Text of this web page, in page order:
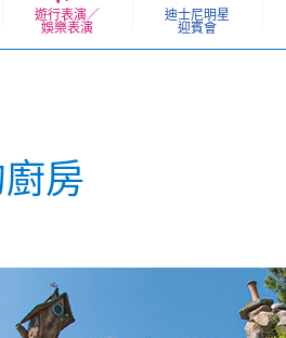
遊行表演／
娛樂表演
迪士尼明星
迎賓會
房